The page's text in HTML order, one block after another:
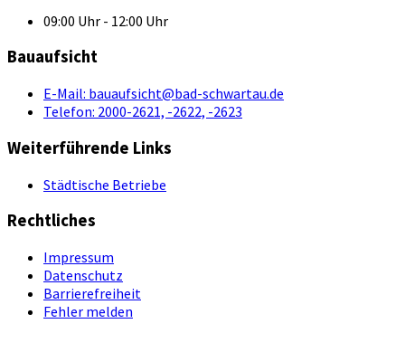
09:00 Uhr - 12:00 Uhr
Bauaufsicht
E-Mail: bauaufsicht@bad-schwartau.de
Telefon: 2000-2621, -2622, -2623
Weiterführende Links
Städtische Betriebe
Rechtliches
Impressum
Datenschutz
Barrierefreiheit
Fehler melden